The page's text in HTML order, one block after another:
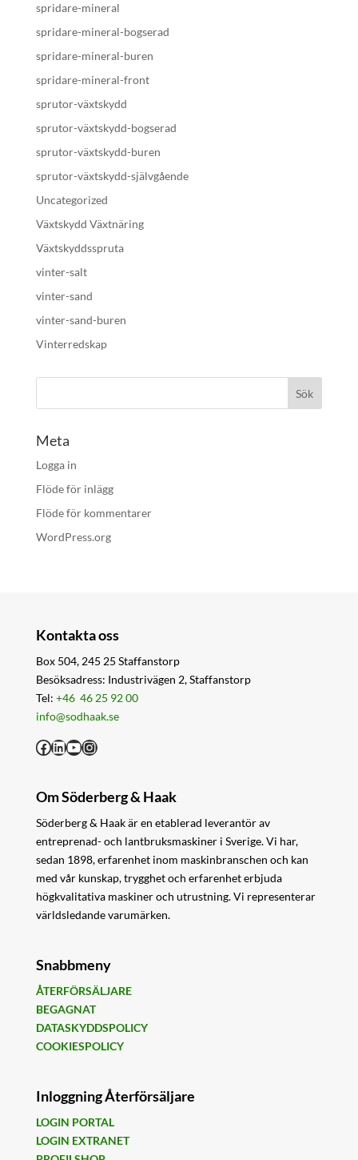
spridare-mineral
spridare-mineral-bogserad
spridare-mineral-buren
spridare-mineral-front
sprutor-växtskydd
sprutor-växtskydd-bogserad
sprutor-växtskydd-buren
sprutor-växtskydd-självgående
Uncategorized
Växtskydd Växtnäring
Växtskyddsspruta
vinter-salt
vinter-sand
vinter-sand-buren
Vinterredskap
Meta
Logga in
Flöde för inlägg
Flöde för kommentarer
WordPress.org
Kontakta oss
Box 504, 245 25 Staffanstorp
Besöksadress: Industrivägen 2, Staffanstorp
Tel: +46 46 25 92 00
info@sodhaak.se
Facebook
LinkedIn
YouTube
Instagram
Om Söderberg & Haak
Söderberg & Haak är en etablerad leverantör av
entreprenad- och lantbruksmaskiner i Sverige. Vi har,
sedan 1898, erfarenhet inom maskinbranschen och kan
med vår kunskap, trygghet och erfarenhet erbjuda
högkvalitativa maskiner och utrustning. Vi representerar
världsledande varumärken.
Snabbmeny
ÅTERFÖRSÄLJARE
BEGAGNAT
DATASKYDDSPOLICY
COOKIESPOLICY
Inloggning Återförsäljare
LOGIN PORTAL
LOGIN EXTRANET